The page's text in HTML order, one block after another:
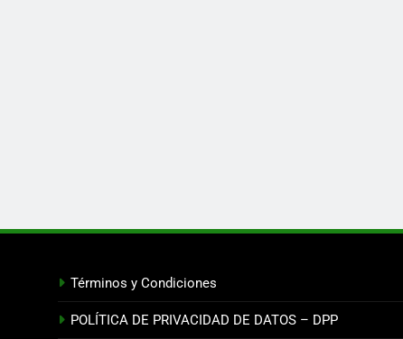
Términos y Condiciones
POLÍTICA DE PRIVACIDAD DE DATOS – DPP